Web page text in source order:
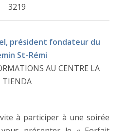
3219
président fondateur du
St-Rémi
AU CENTRE LA
TIENDA
à participer à une soirée